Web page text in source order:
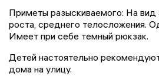
Приметы разыскиваемого: На вид
роста, среднего телосложения.
Имеет при себе темный рюкзак.
Детей настоятельно
дома на улицу.